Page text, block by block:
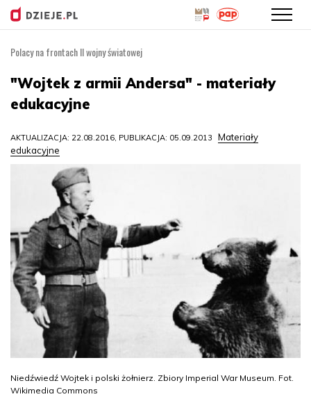
treści
Polacy na frontach II wojny światowej
"Wojtek z armii Andersa" - materiały
edukacyjne
AKTUALIZACJA: 22.08.2016, PUBLIKACJA: 05.09.2013
Materiały
edukacyjne
Niedźwiedź Wojtek i polski żołnierz. Zbiory Imperial War Museum. Fot.
Wikimedia Commons